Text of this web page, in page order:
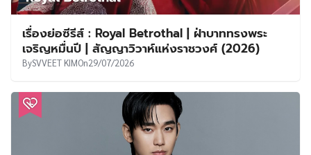
เรื่องย่อซีรีส์ : Royal Betrothal | ฝ่าบาททรงพระ
เจริญหมื่นปี | สัญญาวิวาห์แห่งราชวงศ์ (2026)
BySVVEET KIMOn29/07/2026